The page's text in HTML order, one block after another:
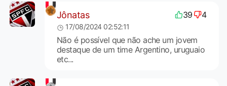
Jônatas 39 4
17/08/2024 02:52:11
Não é possível que não ache um jovem
destaque de um time Argentino, uruguaio
etc...